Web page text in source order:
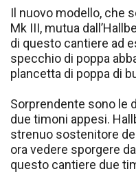
Il nuovo modello, che
Mk III, mutua
di questo cantiere ad
specchio di poppa
plancetta di poppa di
Sorprendente sono le
due timoni appesi.
strenuo sostenitore
ora vedere sporgere
questo cantiere due